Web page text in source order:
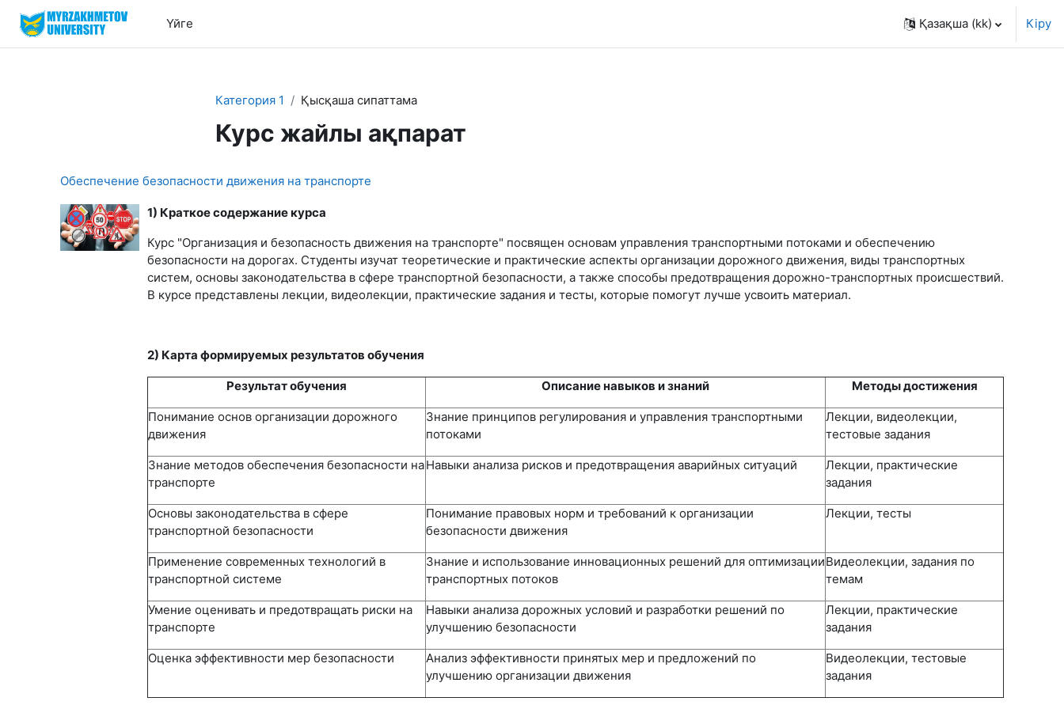
Негізгі мазмұнға
Үйге
Қазақша ‎(kk)‎ Кіру
Категория 1 Қысқаша сипаттама
Курс жайлы ақпарат
Обеспечение безопасности движения на транспорте
1) Краткое содержание курса
Курс "Организация и безопасность движения на транспорте" посвящен основам управления транспортными потоками и обеспечению
безопасности на дорогах. Студенты изучат теоретические и практические аспекты организации дорожного движения, виды транспортных
систем, основы законодательства в сфере транспортной безопасности, а также способы предотвращения дорожно-транспортных происшествий.
В курсе представлены лекции, видеолекции, практические задания и тесты, которые помогут лучше усвоить материал.
2) Карта формируемых результатов обучения
Результат обучения Описание навыков и знаний Методы достижения
Понимание основ организации дорожного
движения
Знание принципов регулирования и управления транспортными
потоками
Лекции, видеолекции,
тестовые задания
Знание методов обеспечения безопасности на
транспорте
Навыки анализа рисков и предотвращения аварийных ситуаций
Лекции, практические
задания
Основы законодательства в сфере
транспортной безопасности
Понимание правовых норм и требований к организации
безопасности движения
Лекции, тесты
Применение современных технологий в
транспортной системе
Знание и использование инновационных решений для оптимизации
транспортных потоков
Видеолекции, задания по
темам
Умение оценивать и предотвращать риски на
транспорте
Навыки анализа дорожных условий и разработки решений по
улучшению безопасности
Лекции, практические
задания
Оценка эффективности мер безопасности
Анализ эффективности принятых мер и предложений по
улучшению организации движения
Видеолекции, тестовые
задания